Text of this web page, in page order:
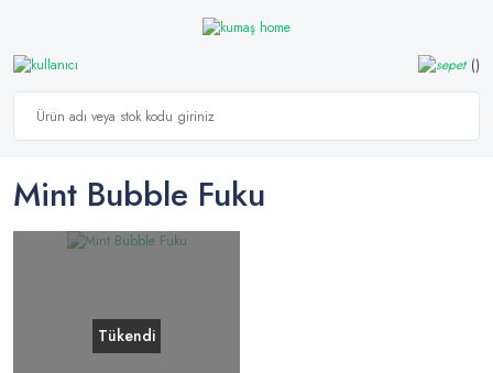
Mint Bubble Fuku
Tükendi